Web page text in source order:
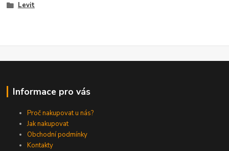
Levit
Informace pro vás
Proč nakupovat u nás?
Jak nakupovat
Obchodní podmínky
Kontakty